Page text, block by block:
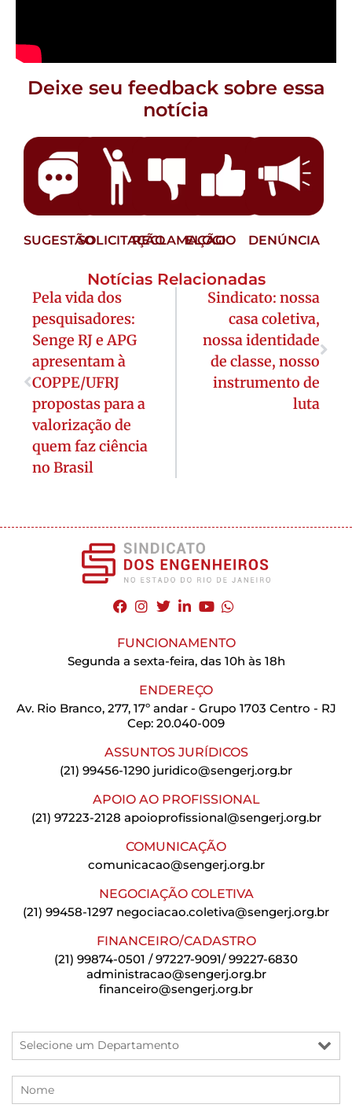
Deixe seu feedback sobre essa
notícia
SUGESTÃOSOLICITAÇÃORECLAMAÇÃO
ELOGIO DENÚNCIA
Notícias Relacionadas
Pela vida dos
pesquisadores:
Senge RJ e APG
apresentam à
COPPE/UFRJ
propostas para a
valorização de
quem faz ciência
no Brasil
Sindicato: nossa
casa coletiva,
nossa identidade
de classe, nosso
instrumento de
luta
FUNCIONAMENTO
Segunda a sexta-feira, das 10h às 18h
ENDEREÇO
Av. Rio Branco, 277, 17º andar - Grupo 1703 Centro - RJ
Cep: 20.040-009
ASSUNTOS JURÍDICOS
(21) 99456-1290 juridico@sengerj.org.br
APOIO AO PROFISSIONAL
(21) 97223-2128 apoioprofissional@sengerj.org.br
COMUNICAÇÃO
comunicacao@sengerj.org.br
NEGOCIAÇÃO COLETIVA
(21) 99458-1297 negociacao.coletiva@sengerj.org.br
FINANCEIRO/CADASTRO
(21) 99874-0501 / 97227-9091/ 99227-6830
administracao@sengerj.org.br
financeiro@sengerj.org.br